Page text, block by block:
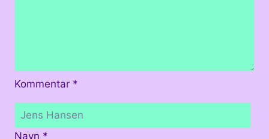
Kommentar *
Navn *